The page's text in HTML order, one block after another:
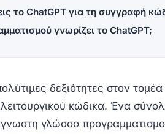
το ChatGPT για τη συγγραφή
γνωρίζει το ChatGPT;
δεξιότητες στον
λειτουργικού κώδικα. Ένα
γλώσσα